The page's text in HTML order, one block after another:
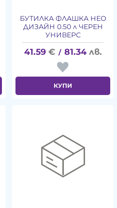
БУТИЛКА ФЛАШКА НЕО
ДИЗАЙН 0.50 л ЧЕРЕН
УНИВЕРС
41.59 € / 81.34 лв.
КУПИ